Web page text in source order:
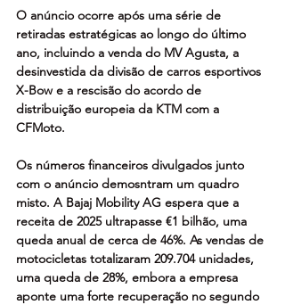
O anúncio ocorre após uma série de
retiradas estratégicas ao longo do último
ano, incluindo a venda do MV Agusta, a
desinvestida da divisão de carros esportivos
X-Bow e a rescisão do acordo de
distribuição europeia da KTM com a
CFMoto.
Os números financeiros divulgados junto
com o anúncio demosntram um quadro
misto. A Bajaj Mobility AG espera que a
receita de 2025 ultrapasse €1 bilhão, uma
queda anual de cerca de 46%. As vendas de
motocicletas totalizaram 209.704 unidades,
uma queda de 28%, embora a empresa
aponte uma forte recuperação no segundo